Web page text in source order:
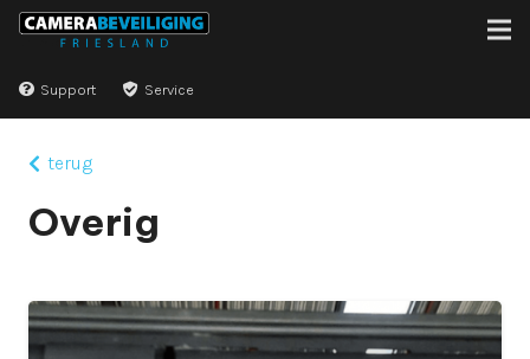
Support Service
terug
Overig